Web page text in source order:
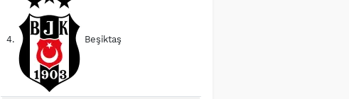
4. Beşiktaş